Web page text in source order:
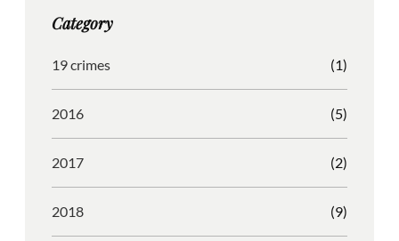
r
m
o
Category
19 crimes (1)
2016 (5)
2017 (2)
2018 (9)